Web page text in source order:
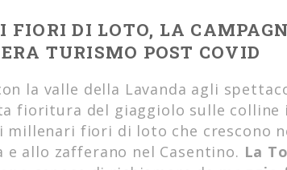
DI LOTO, LA
TURISMO POST COVID
la valle della Lavanda agli
fioritura del giaggiolo sulle colline
fiori di loto che crescono
e allo zafferano nel Casentino. La